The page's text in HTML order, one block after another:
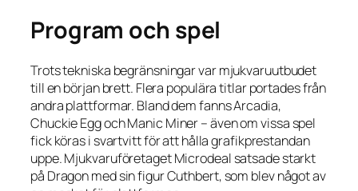
Program och spel
Trots tekniska begränsningar var mjukvaruutbudet
till en början brett. Flera populära titlar portades från
andra plattformar. Bland dem fanns Arcadia,
Chuckie Egg och Manic Miner – även om vissa spel
fick köras i svartvitt för att hålla grafikprestandan
uppe. Mjukvaruföretaget Microdeal satsade starkt
på Dragon med sin figur Cuthbert, som blev något av